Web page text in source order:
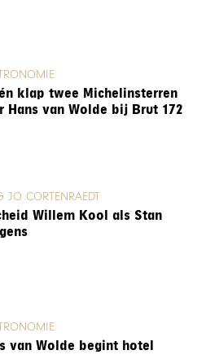
klap twee Michelinsterren
Hans van Wolde bij Brut 172
JO CORTENRAEDT
Willem Kool als Stan
van Wolde begint hotel